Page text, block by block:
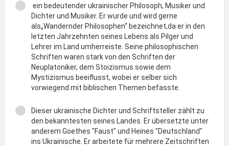
ein bedeutender ukrainischer Philosoph, Musiker und
Dichter und Musiker. Er wurde und wird gerne
als„Wandernder Philosophen“ bezeichnet,da er in den
letzten Jahrzehnten seines Lebens als Pilger und
Lehrer im Land umherreiste. Seine philosophischen
Schriften waren stark von den Schriften der
Neuplatoniker, dem Stoizismus sowie dem
Mystizismus beeiflusst, wobei er selber sich
vorwiegend mit biblischen Themen befasste.
Dieser ukrainische Dichter und Schriftsteller zählt zu
den bekanntesten seines Landes. Er übersetzte unter
anderem Goethes "Faust" und Heines "Deutschland"
ins Ukrainische. Er arbeitete für mehrere Zeitschriften